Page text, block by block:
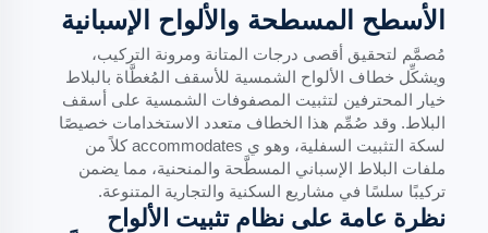
الأسطح المسطحة والألواح الإسبانية
مُصمَّم لتحقيق أقصى درجات المتانة ومرونة التركيب،
ويشكِّل خطاف الألواح الشمسية للأسقف المُغطَّاة بالبلاط
خيار المحترفين لتثبيت المصفوفات الشمسية على أسقف
البلاط. وقد صُمِّم هذا الخطاف متعدد الاستخدامات خصيصًا
لسكة التثبيت السفلية، وهو ي accommodates كلاً من
ملفات البلاط الإسباني المسطَّحة والمنحنية، مما يضمن
تركيبًا سلسًا في مشاريع السكنية والتجارية المتنوعة.
نظرة عامة على نظام تثبيت الألواح